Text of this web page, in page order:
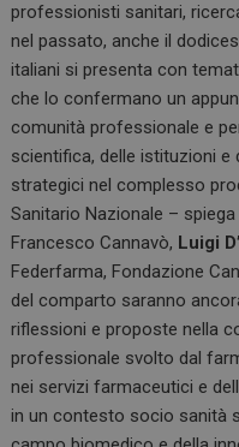
professionisti sanitari,
nel passato, anche il
italiani si presenta con
che lo confermano un
comunità professionale e
scientifica, delle istituzioni e
strategici nel complesso
Sanitario Nazionale –
Francesco Cannavò, Luigi
Federfarma, Fondazione
del comparto saranno
riflessioni e proposte nella
professionale svolto dal
nei servizi farmaceutici e
in un contesto socio sanità